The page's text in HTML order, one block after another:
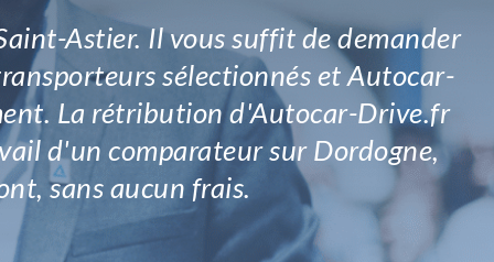
Astier. Il vous suffit de demander
sélectionnés et Autocar-
La rétribution d'Autocar-Drive.fr
d'un comparateur sur Dordogne,
sans aucun frais.